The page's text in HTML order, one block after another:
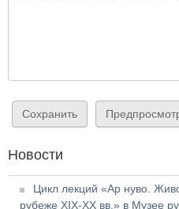
Новости
Цикл лекций «Ар нуво.
рубеже XIX-XX вв.» в Музее